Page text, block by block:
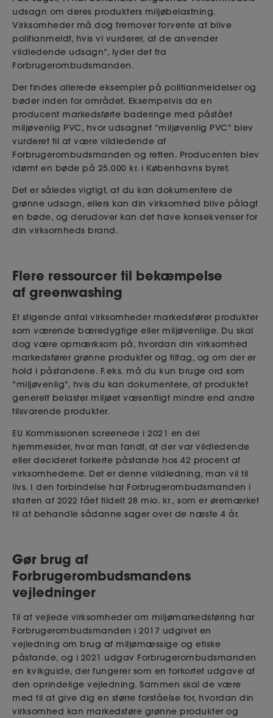
udsagn om deres produkters miljøbelastning.
Virksomheder må dog fremover forvente at blive
politianmeldt, hvis vi vurderer, at de anvender
vildledende udsagn”, lyder det fra
Forbrugerombudsmanden.
Der findes allerede eksempler på politianmeldelser og
bøder inden for området. Eksempelvis da en
producent markedsførte baderinge med påstået
miljøvenlig PVC, hvor udsagnet ”miljøvenlig PVC” blev
vurderet til at være vildledende af
Forbrugerombudsmanden og retten. Producenten blev
idømt en bøde på 25.000 kr. i Københavns byret.
Det er således vigtigt, at du kan dokumentere de
grønne udsagn, ellers kan din virksomhed blive pålagt
en bøde, og derudover kan det have konsekvenser for
din virksomheds brand.
Flere ressourcer til bekæmpelse
af greenwashing
Et stigende antal virksomheder markedsfører produkter
som værende bæredygtige eller miljøvenlige. Du skal
dog være opmærksom på, hvordan din virksomhed
markedsfører grønne produkter og tiltag, og om der er
hold i påstandene. F.eks. må du kun bruge ord som
”miljøvenlig”, hvis du kan dokumentere, at produktet
generelt belaster miljøet væsentligt mindre end andre
tilsvarende produkter.
EU Kommissionen screenede i 2021 en del
hjemmesider, hvor man fandt, at der var vildledende
eller decideret forkerte påstande hos 42 procent af
virksomhederne. Det er denne vildledning, man vil til
livs. I den forbindelse har Forbrugerombudsmanden i
starten af 2022 fået tildelt 28 mio. kr., som er øremærket
til at behandle sådanne sager over de næste 4 år.
Gør brug af
Forbrugerombudsmandens
vejledninger
Til at vejlede virksomheder om miljømarkedsføring har
Forbrugerombudsmanden i 2017 udgivet en
vejledning om brug af miljømæssige og etiske
påstande, og i 2021 udgav Forbrugerombudsmanden
en kvikguide, der fungerer som en forkortet udgave af
den oprindelige vejledning. Sammen skal de være
med til at give dig en større forståelse for, hvordan din
virksomhed kan markedsføre grønne produkter og